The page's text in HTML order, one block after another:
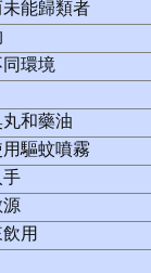
能歸類者
環境
和藥油
驅蚊噴霧
手
源
用